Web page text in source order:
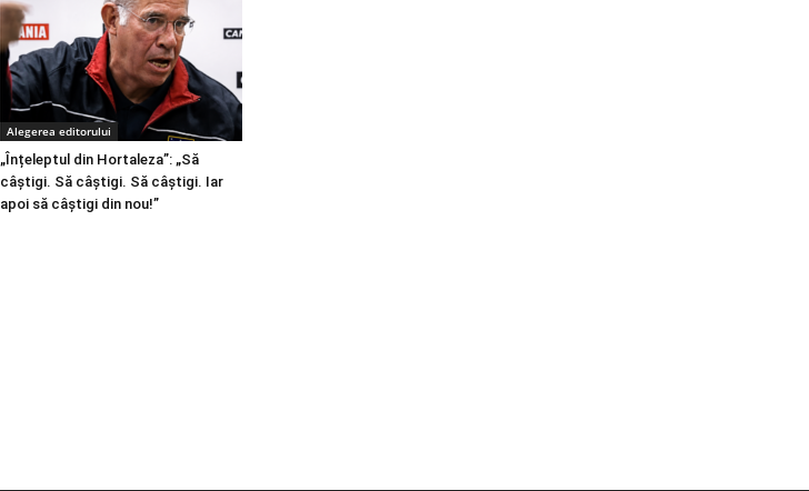
Alegerea editorului
„Înțeleptul din Hortaleza”: „Să
câștigi. Să câștigi. Să câștigi. Iar
apoi să câștigi din nou!”